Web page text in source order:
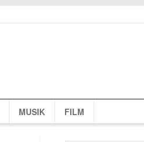
MUSIK FILM